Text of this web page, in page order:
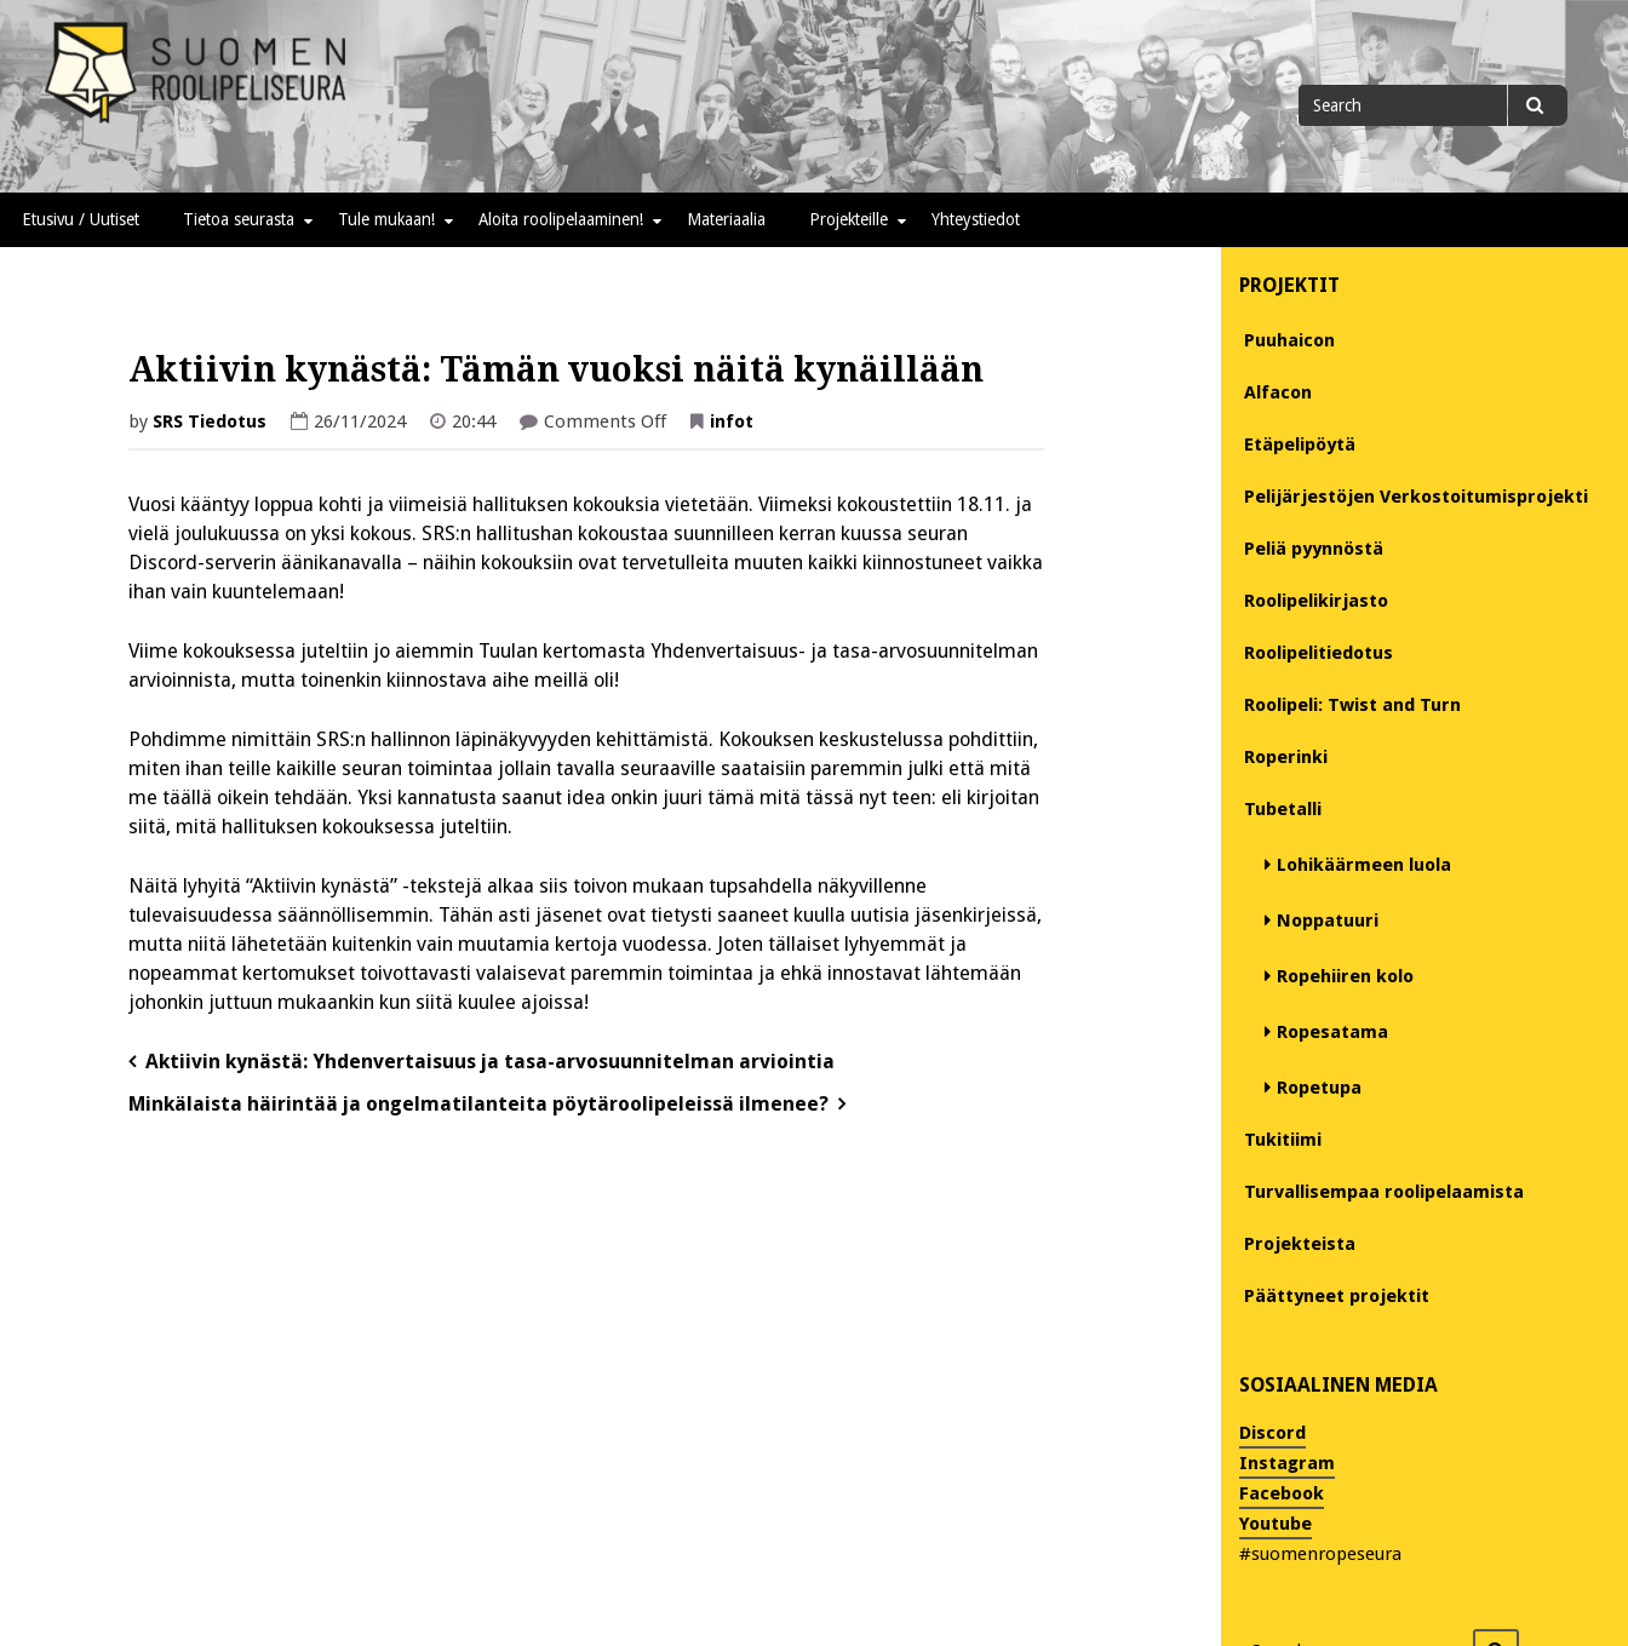
to
content
Suomen roolipeliseura
Search
for
Etusivu / Uutiset Tietoa seurasta Tule mukaan! Aloita roolipelaaminen! Materiaalia Projekteille Yhteystiedot
Aktiivin kynästä: Tämän vuoksi näitä kynäillään
by SRS Tiedotus 26/11/2024 20:44 Comments Offon
näitä
kynäillään
infot
Vuosi kääntyy loppua kohti ja viimeisiä hallituksen kokouksia vietetään. Viimeksi kokoustettiin 18.11. ja
vielä joulukuussa on yksi kokous. SRS:n hallitushan kokoustaa suunnilleen kerran kuussa seuran
Discord-serverin äänikanavalla – näihin kokouksiin ovat tervetulleita muuten kaikki kiinnostuneet vaikka
ihan vain kuuntelemaan!
Viime kokouksessa juteltiin jo aiemmin Tuulan kertomasta Yhdenvertaisuus- ja tasa-arvosuunnitelman
arvioinnista, mutta toinenkin kiinnostava aihe meillä oli!
Pohdimme nimittäin SRS:n hallinnon läpinäkyvyyden kehittämistä. Kokouksen keskustelussa pohdittiin,
miten ihan teille kaikille seuran toimintaa jollain tavalla seuraaville saataisiin paremmin julki että mitä
me täällä oikein tehdään. Yksi kannatusta saanut idea onkin juuri tämä mitä tässä nyt teen: eli kirjoitan
siitä, mitä hallituksen kokouksessa juteltiin.
Näitä lyhyitä “Aktiivin kynästä” -tekstejä alkaa siis toivon mukaan tupsahdella näkyvillenne
tulevaisuudessa säännöllisemmin. Tähän asti jäsenet ovat tietysti saaneet kuulla uutisia jäsenkirjeissä,
mutta niitä lähetetään kuitenkin vain muutamia kertoja vuodessa. Joten tällaiset lyhyemmät ja
nopeammat kertomukset toivottavasti valaisevat paremmin toimintaa ja ehkä innostavat lähtemään
johonkin juttuun mukaankin kun siitä kuulee ajoissa!
Post
navigation
Aktiivin kynästä: Yhdenvertaisuus ja tasa-arvosuunnitelman arviointia
Minkälaista häirintää ja ongelmatilanteita pöytäroolipeleissä ilmenee?
PROJEKTIT
Puuhaicon
Alfacon
Etäpelipöytä
Pelijärjestöjen Verkostoitumisprojekti
Peliä pyynnöstä
Roolipelikirjasto
Roolipelitiedotus
Roolipeli: Twist and Turn
Roperinki
Tubetalli
Lohikäärmeen luola
Noppatuuri
Ropehiiren kolo
Ropesatama
Ropetupa
Tukitiimi
Turvallisempaa roolipelaamista
Projekteista
Päättyneet projektit
SOSIAALINEN MEDIA
Discord
Instagram
Facebook
Youtube
#suomenropeseura